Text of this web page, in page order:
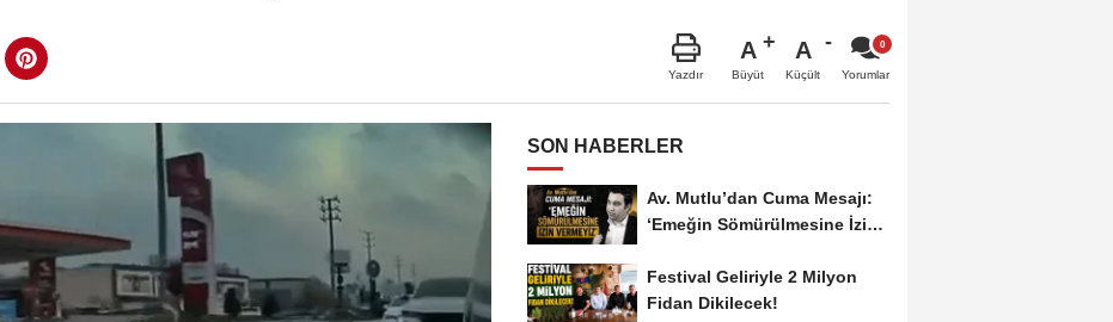
Yazdır
A
Büyüt
A
Küçült Yorumlar
SON HABERLER
Av. Mutlu’dan Cuma Mesajı:
‘Emeğin Sömürülmesine İzin
Festival Geliriyle 2 Milyon
Fidan Dikilecek!